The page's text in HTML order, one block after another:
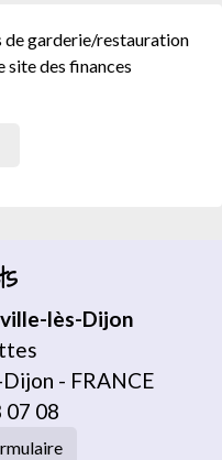
de garderie/restauration
site des finances
lès-Dijon
- FRANCE
07 08